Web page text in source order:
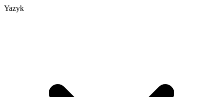
Yazyk